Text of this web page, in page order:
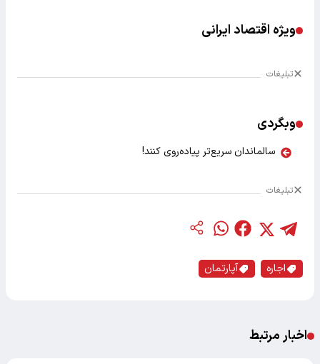
ویژه اقتصاد ایرانی
تبلیغات
وبگردی
سالماندان سریع‌تر پیاده‌روی کنند!
تبلیغات
اجاره آپارتمان
اخبار مرتبط